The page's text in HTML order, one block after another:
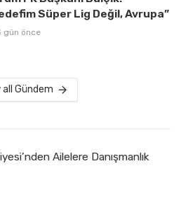
Süper Lig Değil, Avrupa”
gün önce
all Gündem
Ailelere Danışmanlık